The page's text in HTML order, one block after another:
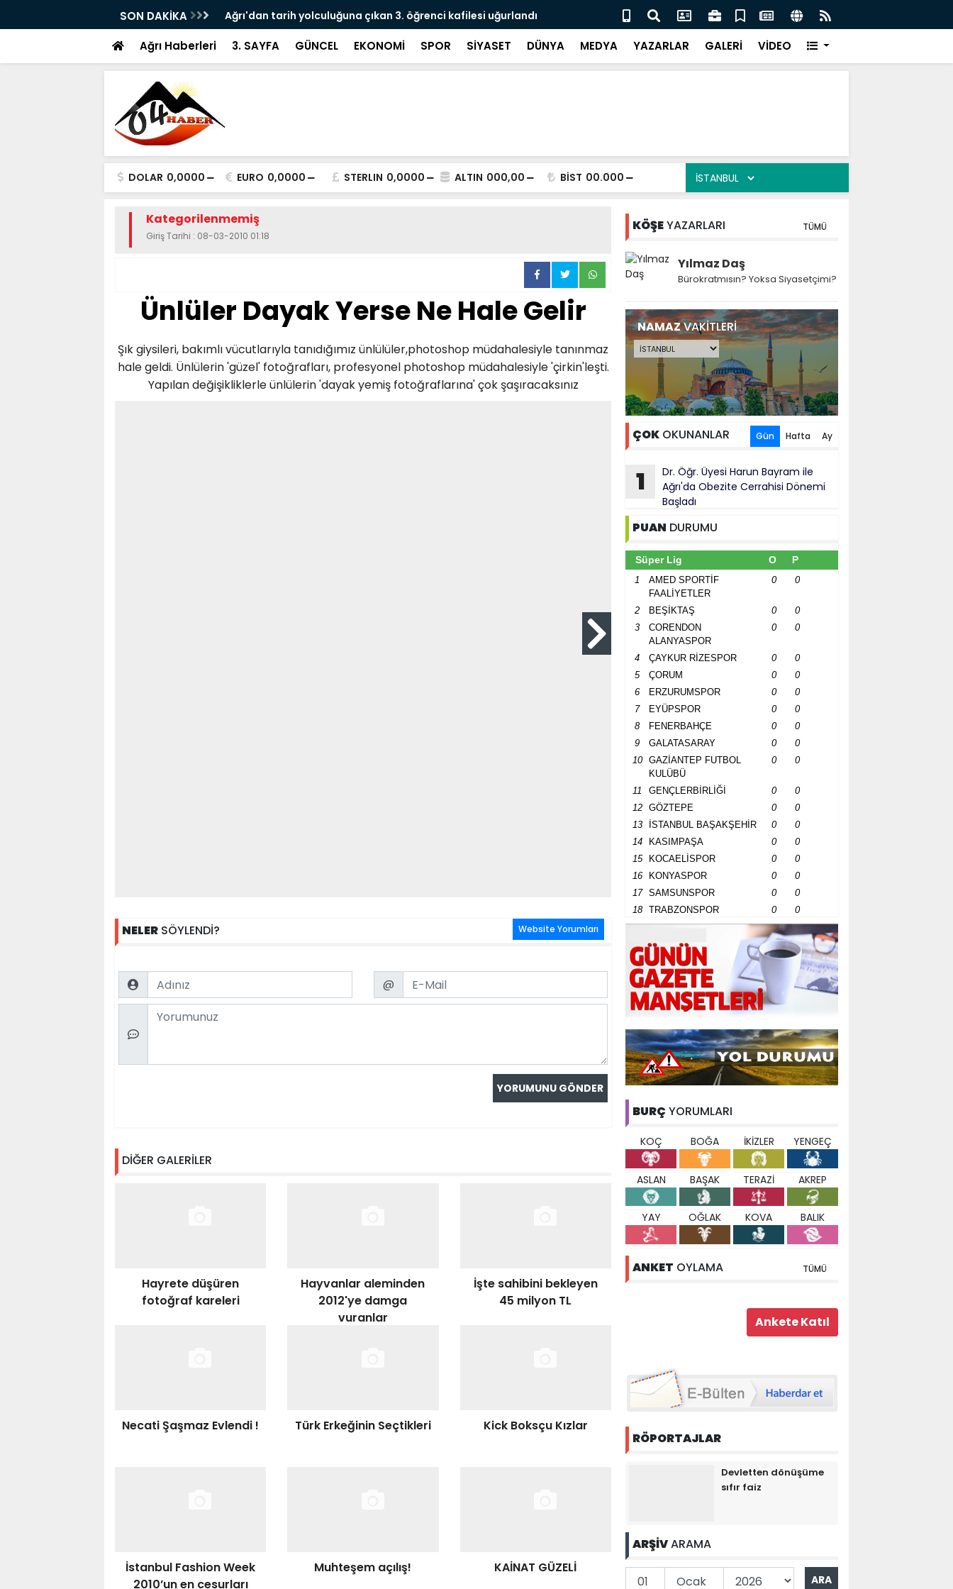
SON DAKİKA
ile Ağrı'da Obezite Cerrahisi Dönemi Ağrı'dan tarih yolculuğuna çıkan 3. öğrenci kafilesi uğurlandı
Doğubayazıt Kekiği İçin Tarihi Adım: Coğrafi İşaret ve Markalaşma
Süreci Başladı
Ağrı Haberleri 3. SAYFA GÜNCEL EKONOMİ SPOR SİYASET DÜNYA MEDYA YAZARLAR GALERİ VİDEO
DOLAR 0,0000 EURO 0,0000 STERLIN 0,0000 ALTIN 000,00 BİST 00.000
Kategorilenmemiş
Giriş Tarihi : 08-03-2010 01:18
Ünlüler Dayak Yerse Ne Hale Gelir
Şık giysileri, bakımlı vücutlarıyla tanıdığımız ünlülüler,photoshop müdahalesiyle tanınmaz
hale geldi. Ünlülerin 'güzel' fotoğrafları, profesyonel photoshop müdahalesiyle 'çirkin'leşti.
Yapılan değişikliklerle ünlülerin 'dayak yemiş fotoğraflarına' çok şaşıracaksınız
NELER SÖYLENDİ? Website Yorumları
Name Email
@
Comment
DİĞER GALERİLER
Hayrete düşüren
fotoğraf kareleri
Hayvanlar aleminden
2012'ye damga
vuranlar
İşte sahibini bekleyen
45 milyon TL
Necati Şaşmaz Evlendi ! Türk Erkeğinin Seçtikleri Kick Boksçu Kızlar
İstanbul Fashion Week
2010’un en cesurları
Muhteşem açılış! KAİNAT GÜZELİ
KÖŞEYAZARLARI TÜMÜ
Yılmaz Daş
Bürokratmısın? Yoksa Siyasetçimi?
NAMAZVAKİTLERİ
ÇOK OKUNANLAR Gün Hafta Ay
1
Dr. Öğr. Üyesi Harun Bayram ile
Ağrı'da Obezite Cerrahisi Dönemi
Başladı
PUAN DURUMU
Süper Lig O P
1
AMED SPORTİF
FAALİYETLER
0 0
2 BEŞİKTAŞ 0
0
3
CORENDON
ALANYASPOR
0 0
4 ÇAYKUR RİZESPOR 0
0
5
ÇORUM 0
0
6
ERZURUMSPOR 0
0
7
EYÜPSPOR 0
0
8
FENERBAHÇE 0
0
9
GALATASARAY 0
0
10
GAZİANTEP FUTBOL
KULÜBÜ
0 0
11 GENÇLERBİRLİĞİ 0
0
12
GÖZTEPE 0
0
13
İSTANBUL BAŞAKŞEHİR 0
0
14
KASIMPAŞA 0
0
15
KOCAELİSPOR 0
0
16
KONYASPOR 0
0
17
SAMSUNSPOR 0
0
18
TRABZONSPOR 0 0
BURÇ YORUMLARI
KOÇ BOĞA İKİZLER YENGEÇ
ASLAN BAŞAK TERAZİ AKREP
YAY OĞLAK KOVA BALIK
ANKET OYLAMA TÜMÜ
RÖPORTAJLAR
Devletten dönüşüme
sıfır faiz
ARŞİVARAMA